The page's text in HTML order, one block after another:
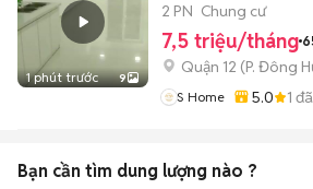
1 phút trước 9
2 PN Chung cư
7,5 triệu/tháng
Quận 12 (P. Đông
S Home 5.0 1
Bạn cần tìm dung lượng nào ?